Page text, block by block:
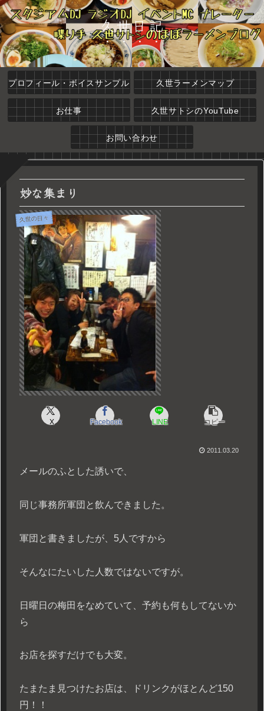
久世日記
プロフィール・ボイスサンプル 久世ラーメンマップ
お仕事 久世サトシのYouTube
お問い合わせ
妙な集まり
久世の日々
X Facebook LINE コピー
2011.03.20
メールのふとした誘いで、
同じ事務所軍団と飲んできました。
軍団と書きましたが、5人ですから
そんなにたいした人数ではないですが。
日曜日の梅田をなめていて、予約も何もしてないか
ら
お店を探すだけでも大変。
たまたま見つけたお店は、ドリンクがほとんど150
円！！